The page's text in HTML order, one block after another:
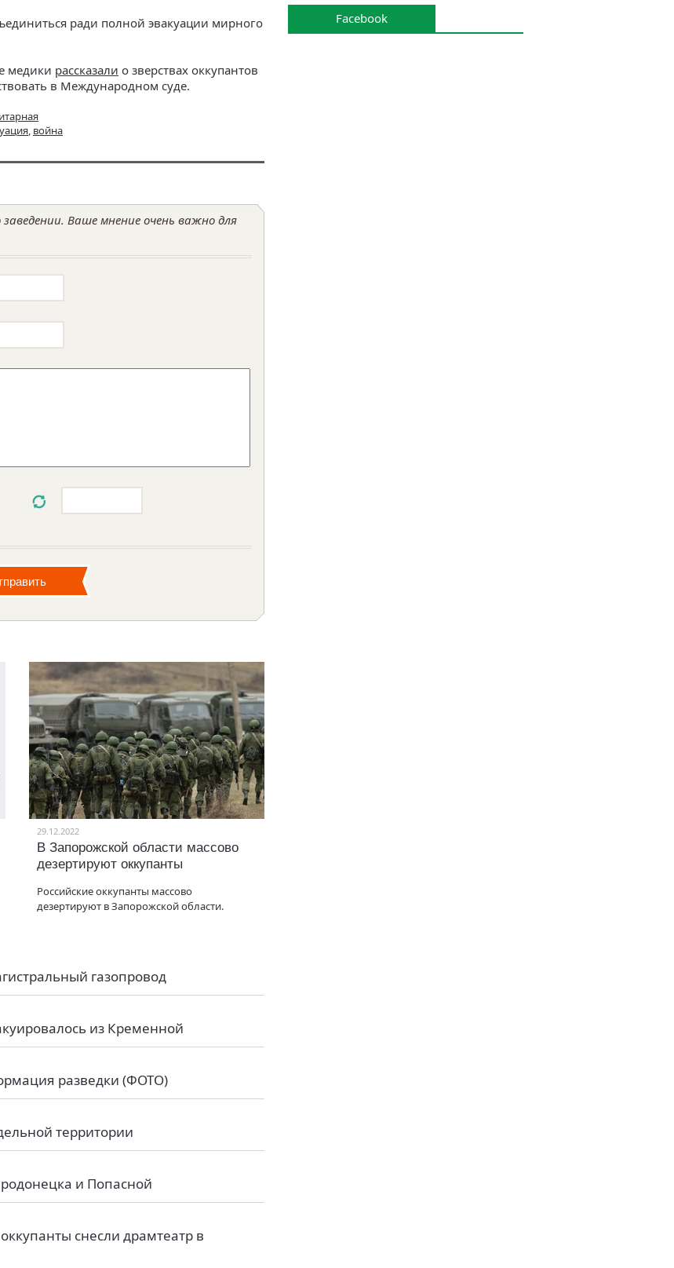
ради полной эвакуации мирного
медики рассказали о зверствах оккупантов
в Международном суде.
, война
Ваше мнение очень важно для
29.12.2022
В Запорожской области массово
дезертируют оккупанты
Российские оккупанты массово
дезертируют в Запорожской области.
газопровод
из Кременной
разведки (ФОТО)
территории
и Попасной
снесли драмтеатр в
Facebook